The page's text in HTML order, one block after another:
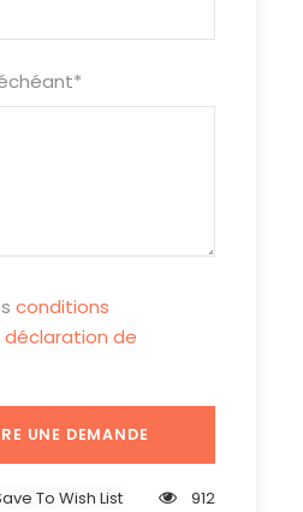
*
conditions
déclaration de
To Wish List 912
petit village typique et
avec
et dégustation d’un plat
de
PUSHKAR